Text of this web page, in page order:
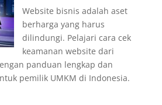
Website bisnis adalah aset
berharga yang harus
dilindungi. Pelajari cara cek
keamanan website dari
panduan lengkap dan
pemilik UMKM di Indonesia.